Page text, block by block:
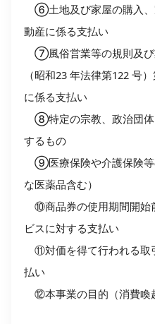
⑥土地及び家屋の購入、
動産に係る支払い
⑦風俗営業等の規則及び
（昭和23 年法律第122 号
に係る支払い
⑧特定の宗教、政治団体
するもの
⑨医療保険や介護保険等
な医薬品含む）
⑩商品券の使用期間開始
ビスに対する支払い
⑪対価を得て行われる取
払い
⑫本事業の目的（消費喚